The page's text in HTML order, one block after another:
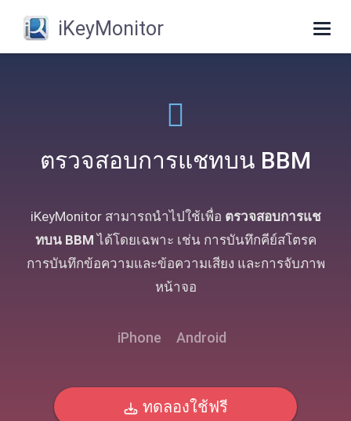
iKeyMonitor
ตรวจสอบการแชทบน BBM
iKeyMonitor สามารถนำไปใช้เพื่อ ตรวจสอบการแช
ทบน BBMได้โดยเฉพาะ เช่น การบันทึกคีย์สโตรค
การบันทึกข้อความและข้อความเสียง และการจับภาพ
หน้าจอ
iPhone Android
ทดลองใช้ฟรี